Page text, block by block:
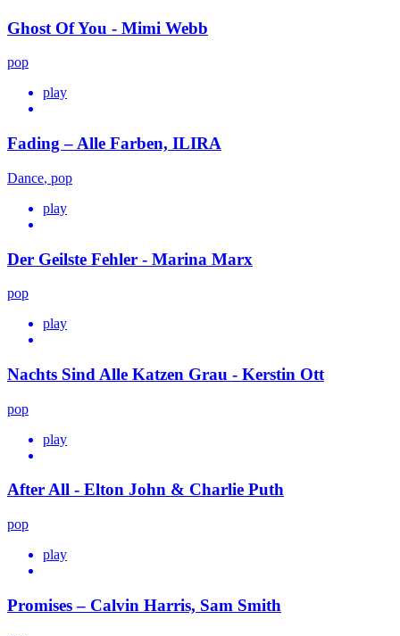
Ghost Of You - Mimi Webb
pop
play
Fading – Alle Farben, ILIRA
Dance, pop
play
Der Geilste Fehler - Marina Marx
pop
play
Nachts Sind Alle Katzen Grau - Kerstin Ott
pop
play
After All - Elton John & Charlie Puth
pop
play
Promises – Calvin Harris, Sam Smith